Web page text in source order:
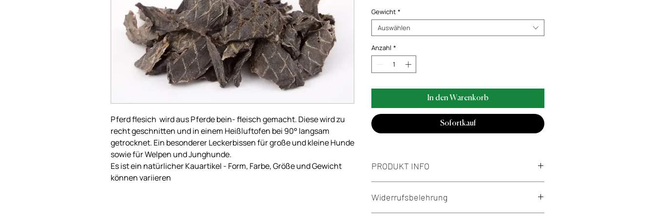
Pferd flesich wird aus Pferde bein- fleisch gemacht. Diese wird zu
recht geschnitten und in einem Heißluftofen bei 90° langsam
getrocknet. Ein besonderer Leckerbissen für große und kleine Hunde
sowie für Welpen und Junghunde.
Es ist ein natürlicher Kauartikel - Form, Farbe, Größe und Gewicht
können variieren
Gewicht *
Auswählen
Anzahl *
In den Warenkorb
Sofortkauf
PRODUKT INFO
ca. 9cm x 2cm
Widerrufsbelehrung